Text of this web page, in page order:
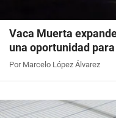
Vaca Muerta
una oportunidad
Por Marcelo López Álvarez